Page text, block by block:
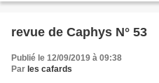
revue de Caphys N° 53
Publié le 12/09/2019 à 09:38
Par les cafards